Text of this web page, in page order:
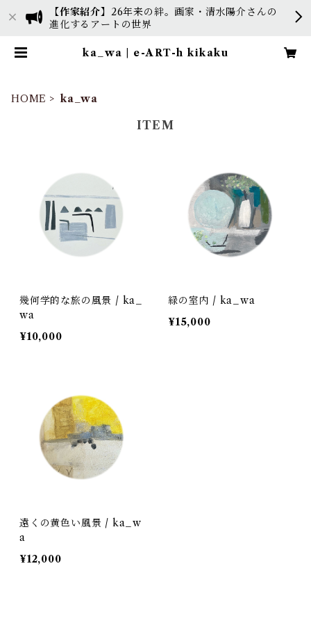
【作家紹介】 26年来の絆。画家・清水陽介さんの
進化するアートの世界
ka_wa | e-ART-h kikaku
HOME ka_wa
ITEM
幾何学的な旅の風景 / ka_
wa
¥10,000
緑の室内 / ka_wa
¥15,000
遠くの黄色い風景 / ka_w
a
¥12,000